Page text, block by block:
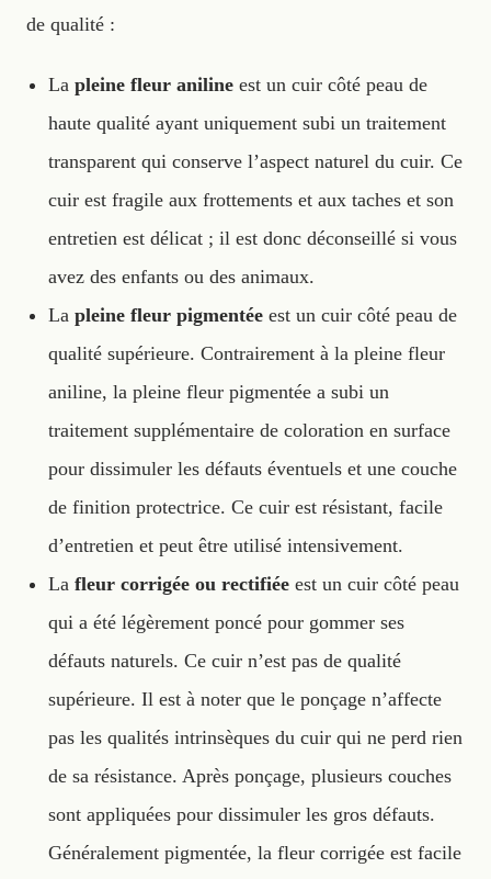
de qualité :
La pleine fleur aniline est un cuir côté peau de
haute qualité ayant uniquement subi un traitement
transparent qui conserve l’aspect naturel du cuir. Ce
cuir est fragile aux frottements et aux taches et son
entretien est délicat ; il est donc déconseillé si vous
avez des enfants ou des animaux.
La pleine fleur pigmentée est un cuir côté peau de
qualité supérieure. Contrairement à la pleine fleur
aniline, la pleine fleur pigmentée a subi un
traitement supplémentaire de coloration en surface
pour dissimuler les défauts éventuels et une couche
de finition protectrice. Ce cuir est résistant, facile
d’entretien et peut être utilisé intensivement.
La fleur corrigée ou rectifiée est un cuir côté peau
qui a été légèrement poncé pour gommer ses
défauts naturels. Ce cuir n’est pas de qualité
supérieure. Il est à noter que le ponçage n’affecte
pas les qualités intrinsèques du cuir qui ne perd rien
de sa résistance. Après ponçage, plusieurs couches
sont appliquées pour dissimuler les gros défauts.
Généralement pigmentée, la fleur corrigée est facile